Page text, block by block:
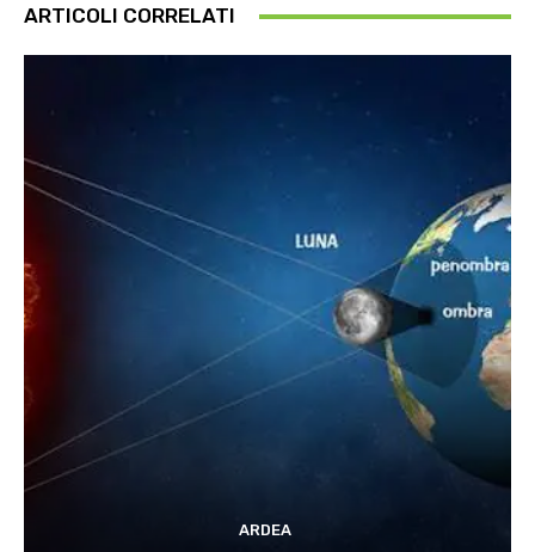
ARTICOLI CORRELATI
ARDEA